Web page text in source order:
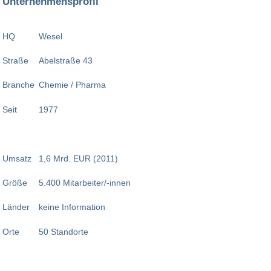
HQ
Straße
Branche
Seit
Umsatz
Größe
Länder
Orte
Wesel
Abelstraße 43
Chemie / Pharma
1977
1,6 Mrd. EUR (2011)
5.400 Mitarbeiter/-innen
keine Information
50 Standorte